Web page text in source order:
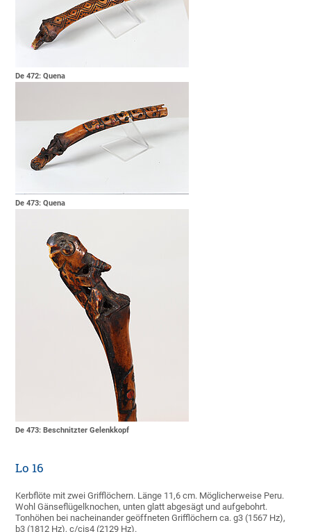
De 472: Quena
De 473: Quena
De 473: Beschnitzter Gelenkkopf
Lo 16
Kerbflöte mit zwei Grifflöchern. Länge 11,6 cm. Möglicherweise Peru.
Wohl Gänseflügelknochen, unten glatt abgesägt und aufgebohrt.
Tonhöhen bei nacheinander geöffneten Grifflöchern ca. g3 (1567 Hz),
b3 (1812 Hz), c/cis4 (2129 Hz).